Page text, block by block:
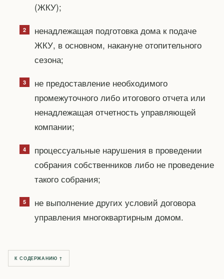
(ЖКУ);
ненадлежащая подготовка дома к подаче
ЖКУ, в основном, накануне отопительного
сезона;
не предоставление необходимого
промежуточного либо итогового отчета или
ненадлежащая отчетность управляющей
компании;
процессуальные нарушения в проведении
собрания собственников либо не проведение
такого собрания;
не выполнение других условий договора
управления многоквартирным домом.
К СОДЕРЖАНИЮ ↑